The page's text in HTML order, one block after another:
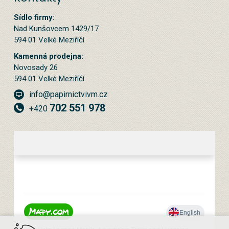
Sídlo firmy:
Nad Kunšovcem 1429/17
594 01 Velké Meziříčí
Kamenná prodejna:
Novosady 26
594 01 Velké Meziříčí
info@papirnictvivm.cz
+420 702 551 978